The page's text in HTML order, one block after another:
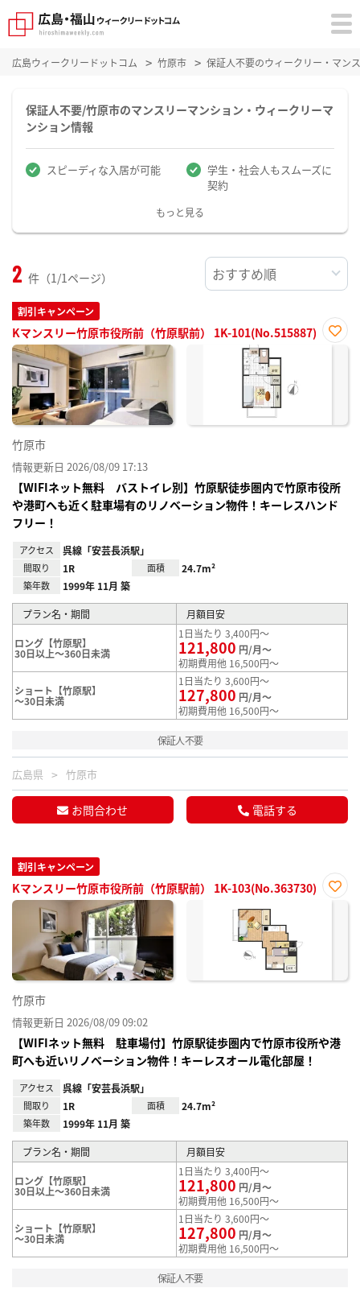
広島ウィークリードットコム 竹原市 保証人不要のウィークリー・マン
保証人不要/竹原市のマンスリーマンション・ウィークリーマ
ンション情報
スピーディな入居が可能
学生・社会人もスムーズに
契約
もっと見る
2 件（1/1ページ）
割引キャンペーン
Kマンスリー竹原市役所前（竹原駅前） 1K-101(No.515887)
お気
竹原市
情報更新日 2026/08/09 17:13
【WIFIネット無料 バストイレ別】竹原駅徒歩圏内で竹原市役所
や港町へも近く駐車場有のリノベーション物件！キーレスハンド
フリー！
アクセス 呉線「安芸長浜駅」
間取り 1R 面積 24.7m²
築年数 1999年 11月 築
プラン名・期間 月額目安
ロング【竹原駅】
30日以上～360日未満
1日当たり 3,400円～
121,800 円/月～
初期費用他 16,500円～
ショート【竹原駅】
～30日未満
1日当たり 3,600円～
127,800 円/月～
初期費用他 16,500円～
保証人不要
広島県 竹原市
お問合わせ 電話する
割引キャンペーン
Kマンスリー竹原市役所前（竹原駅前） 1K-103(No.363730)
お気
竹原市
情報更新日 2026/08/09 09:02
【WIFIネット無料 駐車場付】竹原駅徒歩圏内で竹原市役所や港
町へも近いリノベーション物件！キーレスオール電化部屋！
アクセス 呉線「安芸長浜駅」
間取り 1R 面積 24.7m²
築年数 1999年 11月 築
プラン名・期間 月額目安
ロング【竹原駅】
30日以上～360日未満
1日当たり 3,400円～
121,800 円/月～
初期費用他 16,500円～
ショート【竹原駅】
～30日未満
1日当たり 3,600円～
127,800 円/月～
初期費用他 16,500円～
保証人不要